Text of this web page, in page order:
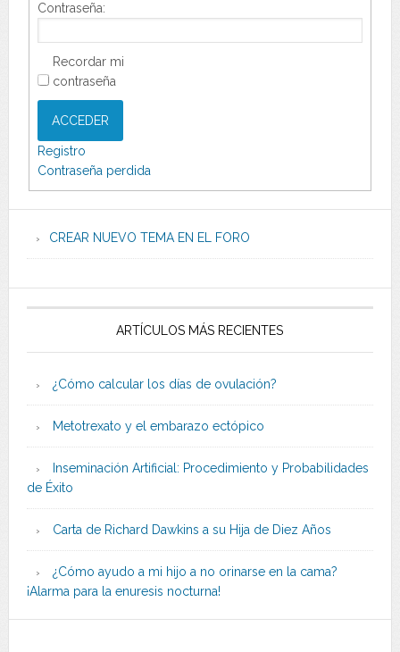
Contraseña:
Recordar mi
contraseña
ACCEDER
Registro
Contraseña perdida
CREAR NUEVO TEMA EN EL FORO
ARTÍCULOS MÁS RECIENTES
¿Cómo calcular los días de ovulación?
Metotrexato y el embarazo ectópico
Inseminación Artificial: Procedimiento y Probabilidades
de Éxito
Carta de Richard Dawkins a su Hija de Diez Años
¿Cómo ayudo a mi hijo a no orinarse en la cama?
¡Alarma para la enuresis nocturna!